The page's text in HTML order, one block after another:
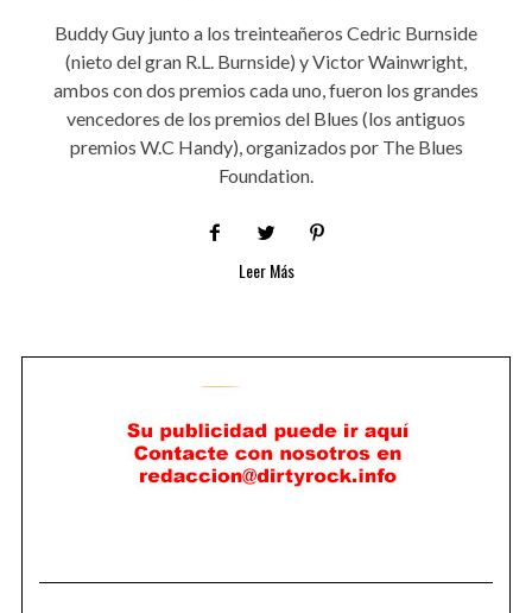
Buddy Guy junto a los treinteañeros Cedric Burnside
(nieto del gran R.L. Burnside) y Victor Wainwright,
ambos con dos premios cada uno, fueron los grandes
vencedores de los premios del Blues (los antiguos
premios W.C Handy), organizados por The Blues
Foundation.
Leer Más